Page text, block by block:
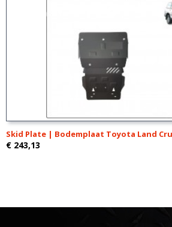
Skid Plate | Bodemplaat Toyota Land
€ 243,13